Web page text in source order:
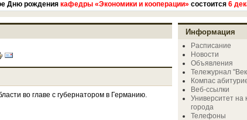
рождениякафедры «Экономики и кооперации»состоится6
во главе с губернатором в Германию.
Информация
Расписание
Новости
Объявления
Тележурнал
Компас
Веб-ссылки
Университет на
города
Телефоны